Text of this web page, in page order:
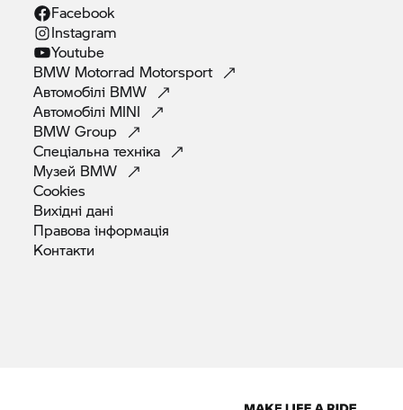
Facebook
Instagram
Youtube
BMW Motorrad Motorsport
Автомобілі BMW
Автомобілі MINI
BMWGroup
Спеціальнатехніка
Музей BMW
Cookies
Вихіднідані
Правоваінформація
Контакти